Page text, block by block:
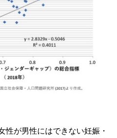
が男性にはできない妊娠・